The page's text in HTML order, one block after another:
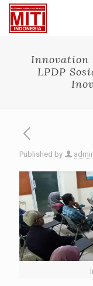
Innovation
LPDP
Published by